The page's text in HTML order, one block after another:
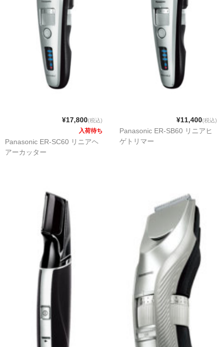
¥17,800(税込)
入荷待ち
Panasonic ER-SC60 リニアヘ
アーカッター
¥11,400(税込)
Panasonic ER-SB60 リニアヒ
ゲトリマー